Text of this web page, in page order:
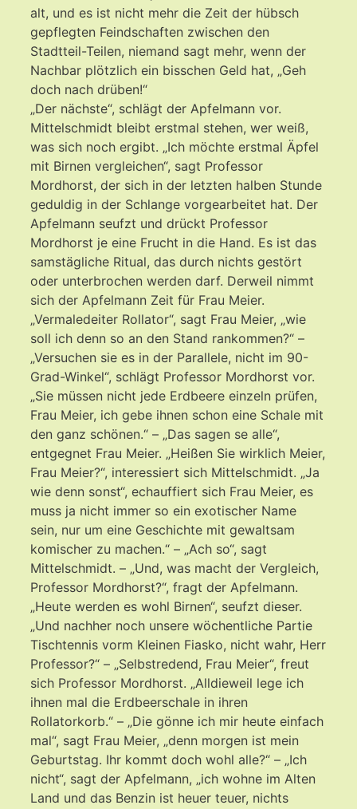
alt, und es ist nicht mehr die Zeit der hübsch
gepflegten Feindschaften zwischen den
Stadtteil-Teilen, niemand sagt mehr, wenn der
Nachbar plötzlich ein bisschen Geld hat, „Geh
doch nach drüben!“
„Der nächste“, schlägt der Apfelmann vor.
Mittelschmidt bleibt erstmal stehen, wer weiß,
was sich noch ergibt. „Ich möchte erstmal Äpfel
mit Birnen vergleichen“, sagt Professor
Mordhorst, der sich in der letzten halben Stunde
geduldig in der Schlange vorgearbeitet hat. Der
Apfelmann seufzt und drückt Professor
Mordhorst je eine Frucht in die Hand. Es ist das
samstägliche Ritual, das durch nichts gestört
oder unterbrochen werden darf. Derweil nimmt
sich der Apfelmann Zeit für Frau Meier.
„Vermaledeiter Rollator“, sagt Frau Meier, „wie
soll ich denn so an den Stand rankommen?“ –
„Versuchen sie es in der Parallele, nicht im 90-
Grad-Winkel“, schlägt Professor Mordhorst vor.
„Sie müssen nicht jede Erdbeere einzeln prüfen,
Frau Meier, ich gebe ihnen schon eine Schale mit
den ganz schönen.“ – „Das sagen se alle“,
entgegnet Frau Meier. „Heißen Sie wirklich Meier,
Frau Meier?“, interessiert sich Mittelschmidt. „Ja
wie denn sonst“, echauffiert sich Frau Meier, es
muss ja nicht immer so ein exotischer Name
sein, nur um eine Geschichte mit gewaltsam
komischer zu machen.“ – „Ach so“, sagt
Mittelschmidt. – „Und, was macht der Vergleich,
Professor Mordhorst?“, fragt der Apfelmann.
„Heute werden es wohl Birnen“, seufzt dieser.
„Und nachher noch unsere wöchentliche Partie
Tischtennis vorm Kleinen Fiasko, nicht wahr, Herr
Professor?“ – „Selbstredend, Frau Meier“, freut
sich Professor Mordhorst. „Alldieweil lege ich
ihnen mal die Erdbeerschale in ihren
Rollatorkorb.“ – „Die gönne ich mir heute einfach
mal“, sagt Frau Meier, „denn morgen ist mein
Geburtstag. Ihr kommt doch wohl alle?“ – „Ich
nicht“, sagt der Apfelmann, „ich wohne im Alten
Land und das Benzin ist heuer teuer, nichts